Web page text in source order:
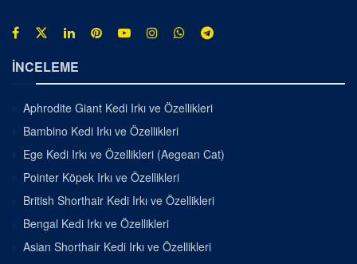
İNCELEME
Aphrodite Giant Kedi Irkı ve Özellikleri
Bambino Kedi Irkı ve Özellikleri
Ege Kedi Irkı ve Özellikleri (Aegean Cat)
Pointer Köpek Irkı ve Özellikleri
British Shorthair Kedi Irkı ve Özellikleri
Bengal Kedi Irkı ve Özellikleri
Asian Shorthair Kedi Irkı ve Özellikleri